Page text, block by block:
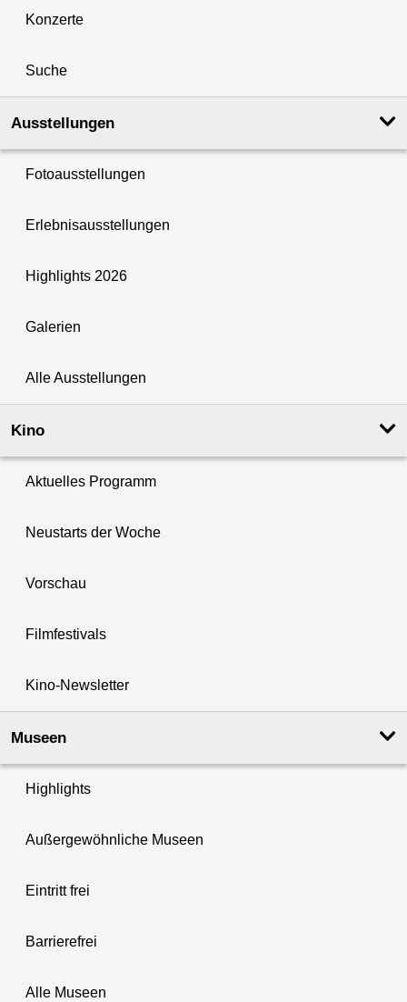
Konzerte
Suche
Ausstellungen
Fotoausstellungen
Erlebnisausstellungen
Highlights 2026
Galerien
Alle Ausstellungen
Kino
Aktuelles Programm
Neustarts der Woche
Vorschau
Filmfestivals
Kino-Newsletter
Museen
Highlights
Außergewöhnliche Museen
Eintritt frei
Barrierefrei
Alle Museen